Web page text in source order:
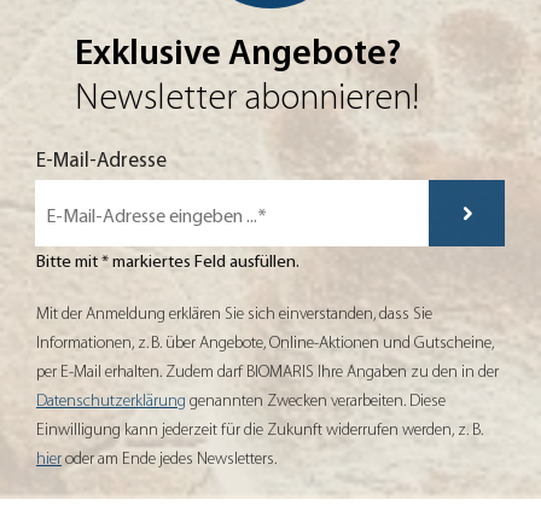
Exklusive Angebote?
Newsletter abonnieren!
Mit der Anmeldung erklären Sie sich einverstanden, dass Sie
E-Mail-Adresse
Bitte mit * markiertes Feld ausfüllen.
Mit der Anmeldung erklären Sie sich einverstanden, dass Sie
Informationen, z. B. über Angebote, Online-Aktionen und Gutscheine,
per E-Mail erhalten. Zudem darf BIOMARIS Ihre Angaben zu den in der
Datenschutzerklärung genannten Zwecken verarbeiten. Diese
Einwilligung kann jederzeit für die Zukunft widerrufen werden, z. B.
hier oder am Ende jedes Newsletters.